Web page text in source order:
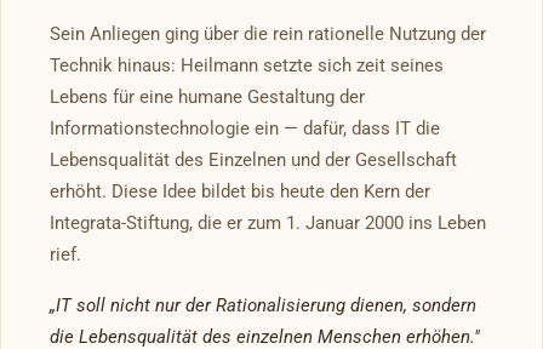
Sein Anliegen ging über die rein rationelle Nutzung der
Technik hinaus: Heilmann setzte sich zeit seines
Lebens für eine humane Gestaltung der
Informationstechnologie ein — dafür, dass IT die
Lebensqualität des Einzelnen und der Gesellschaft
erhöht. Diese Idee bildet bis heute den Kern der
Integrata-Stiftung, die er zum 1. Januar 2000 ins Leben
rief.
„IT soll nicht nur der Rationalisierung dienen, sondern
die Lebensqualität des einzelnen Menschen erhöhen."